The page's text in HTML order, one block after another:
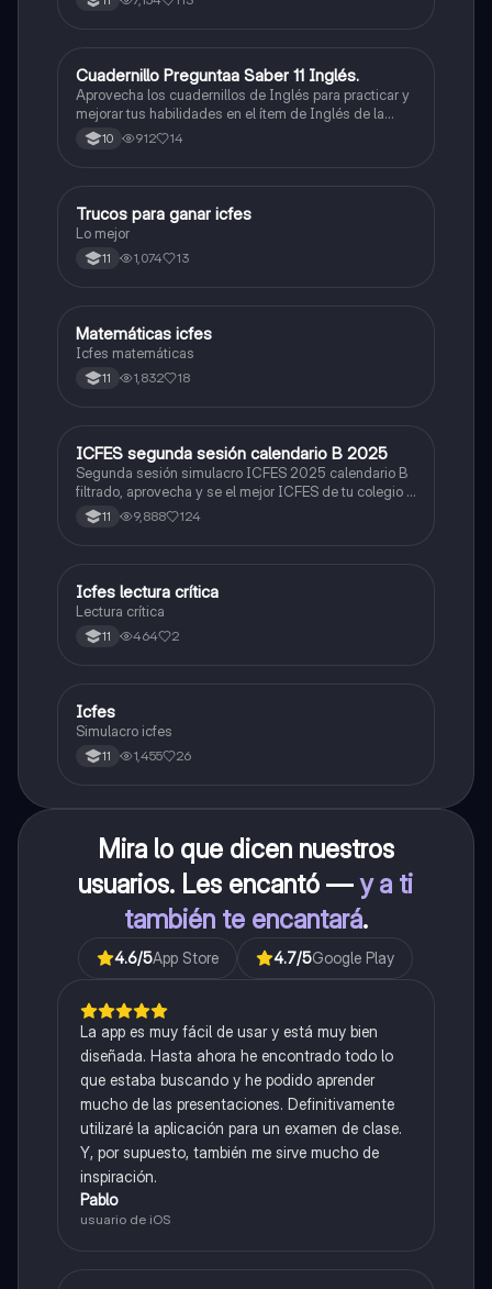
ICFES: Inglés
Cuadernillo Preguntaa Saber 11 Inglés.
Aprovecha los cuadernillos de Inglés para practicar y
mejorar tus habilidades en el ítem de Inglés de la
Prueba Saber 11. 🫡
10 912 14
Química
Trucos para ganar icfes
Lo mejor
11 1,074 13
ICFES: Matemáticas
Matemáticas icfes
Icfes matemáticas
11 1,832 18
ICFES: Lectura Crítica
ICFES segunda sesión calendario B 2025
Segunda sesión simulacro ICFES 2025 calendario B
filtrado, aprovecha y se el mejor ICFES de tu colegio y
poder ingresar a universidad, y estudiar aquella
carrera con la que tanto sueñas.
11 9,888 124
Lengua Castellana
Icfes lectura crítica
Lectura crítica
11 464 2
ICFES: Sociales y Ciudadanas
Icfes
Simulacro icfes
11 1,455 26
Mira lo que dicen nuestros
usuarios. Les encantó —y a ti
también te encantará.
4.6/5App Store 4.7/5Google Play
La app es muy fácil de usar y está muy bien
diseñada. Hasta ahora he encontrado todo lo
que estaba buscando y he podido aprender
mucho de las presentaciones. Definitivamente
utilizaré la aplicación para un examen de clase.
Y, por supuesto, también me sirve mucho de
inspiración.
Pablo
usuario de iOS